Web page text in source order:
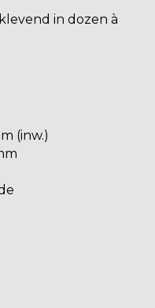
in dozen à
(inw.)